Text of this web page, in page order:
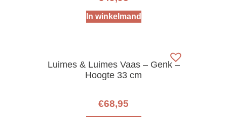
In winkelmand
Luimes & Luimes Vaas – Genk –
Hoogte 33 cm
€68,95